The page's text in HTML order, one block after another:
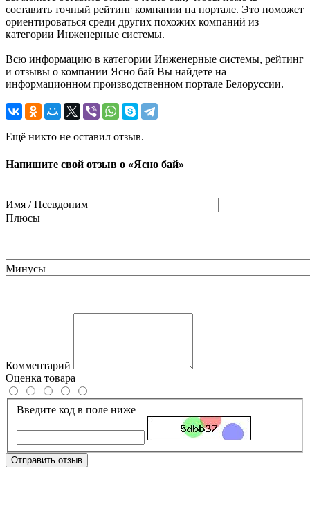
составить точный рейтинг компании на портале. Это поможет
ориентироваться среди других похожих компаний из
категории Инженерные системы.
Всю информацию в категории Инженерные системы, рейтинг
и отзывы о компании Ясно бай Вы найдете на
информационном производственном портале Белоруссии.
Ещё никто не оставил отзыв.
Напишите свой отзыв о «Ясно бай»
Имя / Псевдоним
Плюсы
Минусы
Комментарий
Оценка товара
Введите код в поле ниже
Отправить отзыв